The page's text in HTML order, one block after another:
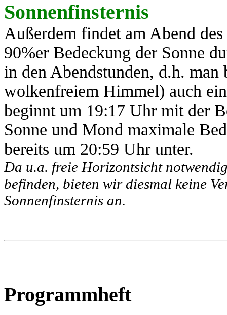
Sonnenfinsternis
Außerdem findet am Abend
90%er Bedeckung der Sonne
in den Abendstunden, d.h. man
wolkenfreiem Himmel) auch
beginnt um 19:17 Uhr mit der
Sonne und Mond maximale
bereits um 20:59 Uhr unter.
Da u.a. freie Horizontsicht
befinden, bieten wir diesmal keine
Sonnenfinsternis an.
Programmheft